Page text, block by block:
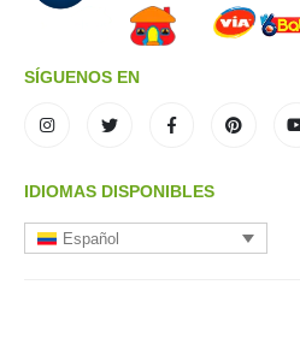
SÍGUENOS EN
IDIOMAS DISPONIBLES
Español